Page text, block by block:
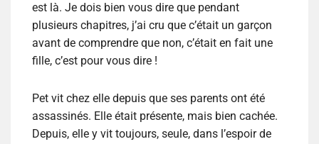
est là. Je dois bien vous dire que pendant
plusieurs chapitres, j’ai cru que c’était un garçon
avant de comprendre que non, c’était en fait une
fille, c’est pour vous dire !
Pet vit chez elle depuis que ses parents ont été
assassinés. Elle était présente, mais bien cachée.
Depuis, elle y vit toujours, seule, dans l’espoir de